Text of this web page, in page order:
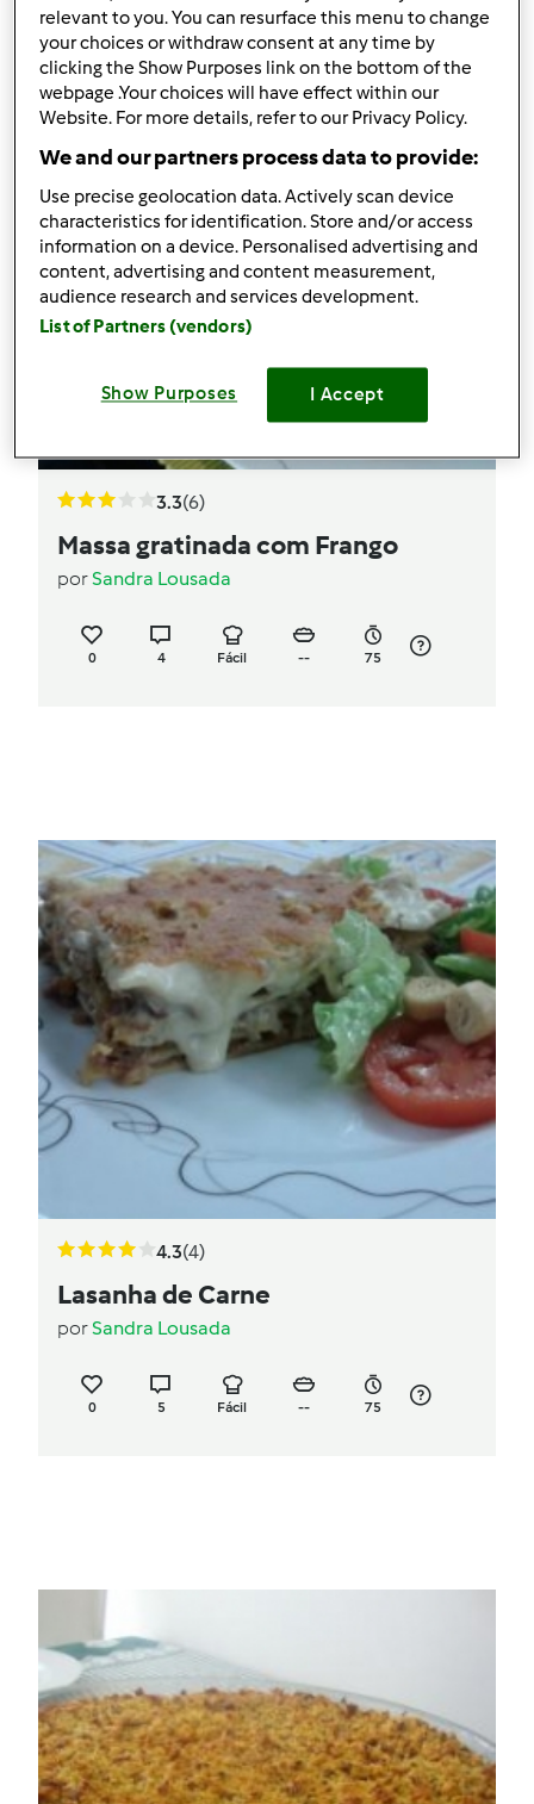
3.3(6)
Massa gratinada com Frango
porSandra Lousada
0 4 Fácil -- 75
4.3(4)
Lasanha de Carne
porSandra Lousada
0 5 Fácil -- 75
relevant to you. You can resurface this menu to change
your choices or withdraw consent at any time by
clicking the Show Purposes link on the bottom of the
webpage .Your choices will have effect within our
Website. For more details, refer to our Privacy Policy.
We and our partners process data to provide:
Use precise geolocation data. Actively scan device
characteristics for identification. Store and/or access
information on a device. Personalised advertising and
content, advertising and content measurement,
audience research and services development.
List of Partners (vendors)
Show Purposes I Accept